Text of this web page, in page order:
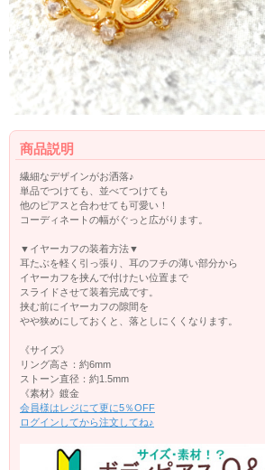
商品説明
繊細なデザインがお洒落♪
単品でつけても、並べてつけても
他のピアスと合わせても可愛い！
コーディネートの幅がぐっと広がります。
▼イヤーカフの装着方法▼
耳たぶを軽く引っ張り、耳のフチの薄い部分から
イヤーカフを挟んで付けたい位置まで
スライドさせて装着完成です。
挟む前にイヤーカフの隙間を
やや狭めにしておくと、落としにくくなります。
《サイズ》
リング高さ：約6mm
ストーン直径：約1.5mm
《素材》鍍金
会員様はレジにて更に5％OFF
ログインしてから注文してね♪